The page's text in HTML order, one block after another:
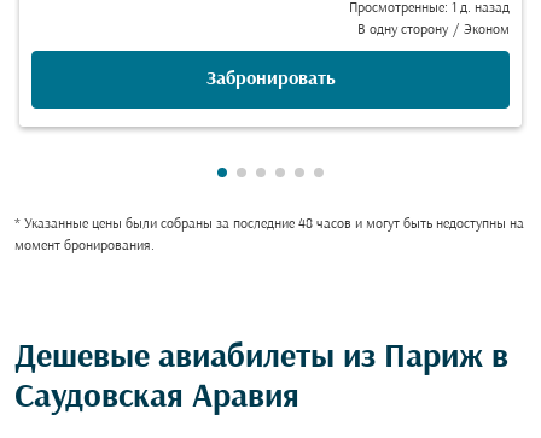
Просмотренные: 1 д. назад
В одну сторону / Эконом
Забронировать
Показаны cmp-pagination-
Показаны cmp-pagination-
Показаны cmp-pagination-
Показаны cmp-pagination-
Показаны cmp-
Показаны cmp-
* Указанные цены были собраны за последние 48 часов и могут быть недоступны на
момент бронирования.
Дешевые авиабилеты из Париж в
Саудовская Аравия